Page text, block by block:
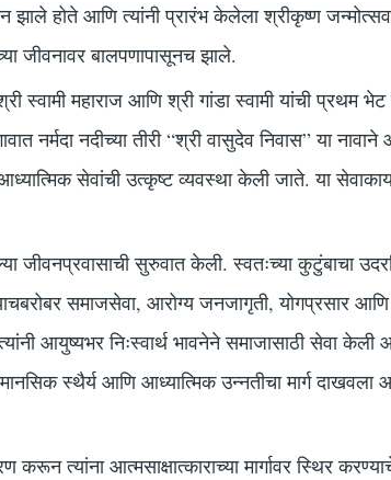
झाले होते आणि त्यांनी प्रारंभ केलेला श्रीकृष्ण
जीवनावर बालपणापासूनच झाले.
स्वामी महाराज आणि श्री गांडा स्वामी यांची प्रथम
नर्मदा नदीच्या तीरी “श्री वासुदेव निवास” या
सेवांची उत्कृष्ट व्यवस्था केली जाते. या
सुरुवात केली. स्वतःच्या कुटुंबाचा
समाजसेवा, आरोग्य जनजागृती, योगप्रसार आणि
आयुष्यभर निःस्वार्थ भावनेने समाजासाठी सेवा केली
स्थैर्य आणि आध्यात्मिक उन्नतीचा मार्ग दाखवला
त्यांना आत्मसाक्षात्काराच्या मार्गावर स्थिर